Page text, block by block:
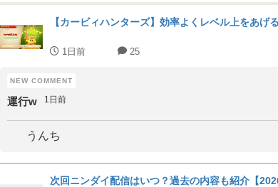
【カービィハンターズ】効率よくレベル上をあげ
1日前 25
運行w 1日前
うんち
次回ニンダイ配信はいつ？過去の内容も紹介【